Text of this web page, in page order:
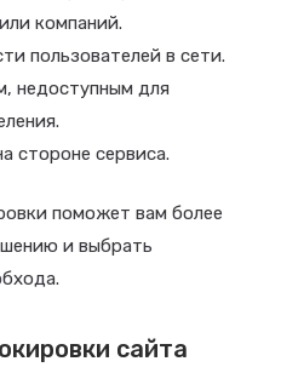
компаний.
пользователей в сети.
недоступным для
стороне сервиса.
поможет вам более
и выбрать
сайта